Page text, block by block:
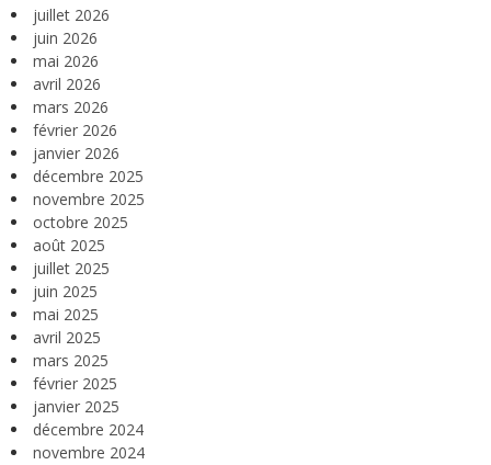
juillet 2026
juin 2026
mai 2026
avril 2026
mars 2026
février 2026
janvier 2026
décembre 2025
novembre 2025
octobre 2025
août 2025
juillet 2025
juin 2025
mai 2025
avril 2025
mars 2025
février 2025
janvier 2025
décembre 2024
novembre 2024